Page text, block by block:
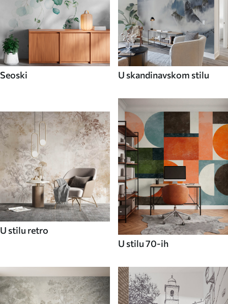
Seoski U skandinavskom stilu
U stilu retro
U stilu 70-ih